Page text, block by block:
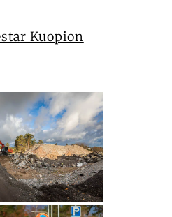
Kuopion